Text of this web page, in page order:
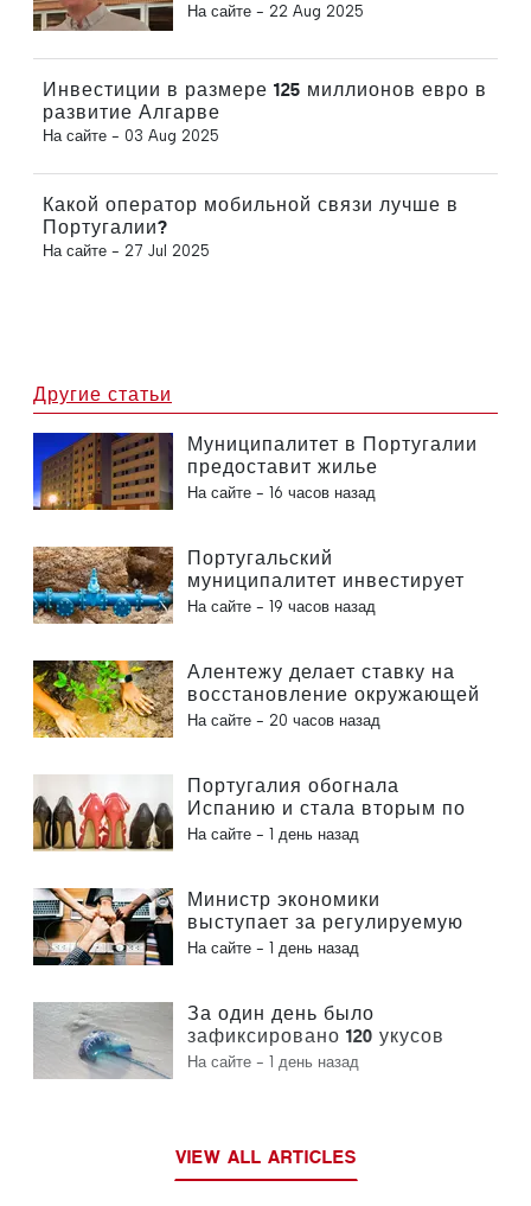
На сайте - 22 Aug 2025
Инвестиции в размере 125 миллионов евро в
развитие Алгарве
На сайте - 03 Aug 2025
Какой оператор мобильной связи лучше в
Португалии?
На сайте - 27 Jul 2025
Другие статьи
Муниципалитет в Португалии
предоставит жилье
гражданам
На сайте - 16 часов назад
Португальский
муниципалитет инвестирует
более 190 000 евро в систему
На сайте - 19 часов назад
Алентежу делает ставку на
восстановление окружающей
среды за счет европейских
На сайте - 20 часов назад
Португалия обогнала
Испанию и стала вторым по
величине производителем
На сайте - 1 день назад
Министр экономики
выступает за регулируемую
интеграцию и гарантирует
На сайте - 1 день назад
За один день было
зафиксировано 120 укусов
португальского кораблика
На сайте - 1 день назад
VIEW ALL ARTICLES